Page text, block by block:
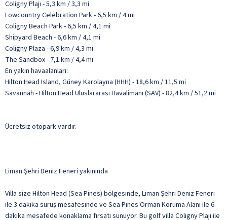
Coligny Plajı - 5,3 km / 3,3 mi
Lowcountry Celebration Park - 6,5 km / 4 mi
Coligny Beach Park - 6,5 km / 4,1 mi
Shipyard Beach - 6,6 km / 4,1 mi
Coligny Plaza - 6,9 km / 4,3 mi
The Sandbox - 7,1 km / 4,4 mi
En yakın havaalanları:
Hilton Head Island, Güney Karolayna (HHH) - 18,6 km / 11,5 mi
Savannah - Hilton Head Uluslararası Havalimanı (SAV) - 82,4 km / 51,2 mi
Ücretsiz otopark vardır.
Liman Şehri Deniz Feneri yakınında
Villa size Hilton Head (Sea Pines) bölgesinde, Liman Şehri Deniz Feneri
ile 3 dakika sürüş mesafesinde ve Sea Pines Orman Koruma Alanı ile 6
dakika mesafede konaklama fırsatı sunuyor. Bu golf villa Coligny Plajı ile